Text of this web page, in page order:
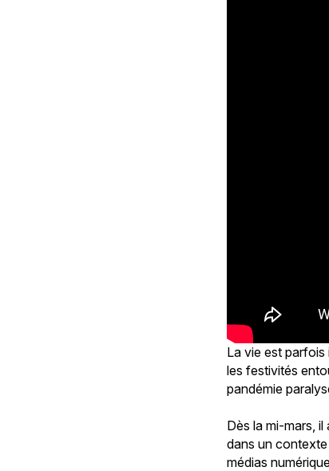
La vie est parfois
les festivités
pandémie
Dès la mi-mars,
dans un
médias